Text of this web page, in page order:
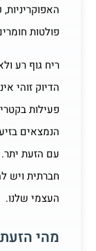
פולטות
ריח גוף רע
הדיוק זוהי
פעילות
הנמצאים
עם הזעת
חברתית ויש
העצמי שלנו.
מהי